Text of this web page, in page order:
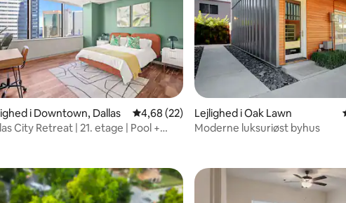
bedømmelse, 79 omtaler
i Downtown, Dallas 4,68 ud af 5 i gennemsnitlig bedømmelse,
4,68 (22)
City Retreat | 21. etage | Pool +
Lejlighed i Oak Lawn
Moderne luksuriøst byhus